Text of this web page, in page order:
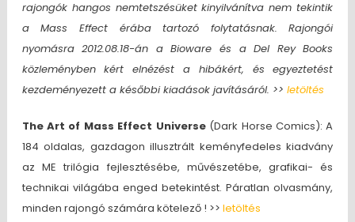
rajongók hangos nemtetszésüket kinyilvánítva nem tekintik
a Mass Effect érába tartozó folytatásnak. Rajongói
nyomásra 2012.08.18-án a Bioware és a Del Rey Books
közleményben kért elnézést a hibákért, és egyeztetést
kezdeményezett a későbbi kiadások javításáról. >> letöltés
The Art of Mass Effect Universe(Dark Horse Comics): A
184 oldalas, gazdagon illusztrált keményfedeles kiadvány
az ME trilógia fejlesztésébe, művészetébe, grafikai- és
technikai világába enged betekintést. Páratlan olvasmány,
minden rajongó számára kötelező ! >> letöltés